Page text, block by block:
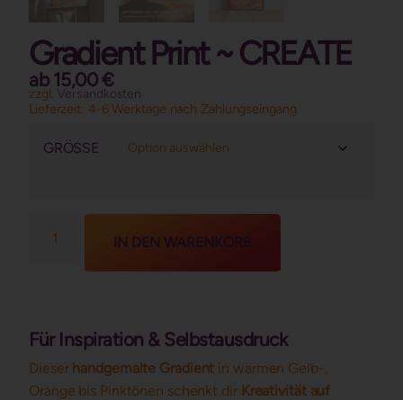
Gradient Print ~ CREATE
ab 15,00€
zzgl. Versandkosten
Lieferzeit: 4-6 Werktage nach Zahlungseingang
GRÖSSE
IN DEN WARENKORB
Für Inspiration & Selbstausdruck
Dieser handgemalte Gradient in warmen Gelb-,
Orange bis Pinktönen schenkt dir Kreativität auf